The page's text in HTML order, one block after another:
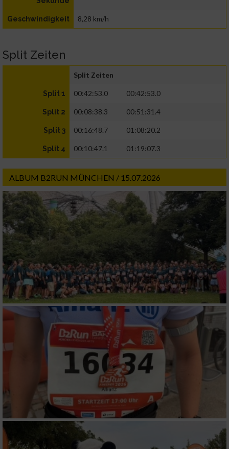
Geschwindigkeit 8,28 km/h
Split Zeiten
Split Zeiten
Split 1 00:42:53.0 00:42:53.0
Split 2 00:08:38.3 00:51:31.4
Split 3 00:16:48.7 01:08:20.2
Split 4 00:10:47.1 01:19:07.3
ALBUM B2RUN MÜNCHEN / 15.07.2026